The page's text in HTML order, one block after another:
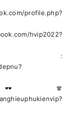
profile.php?
hvip2022?
👠 :
🕶🧣